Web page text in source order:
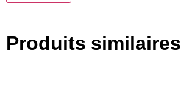
Produits similaires